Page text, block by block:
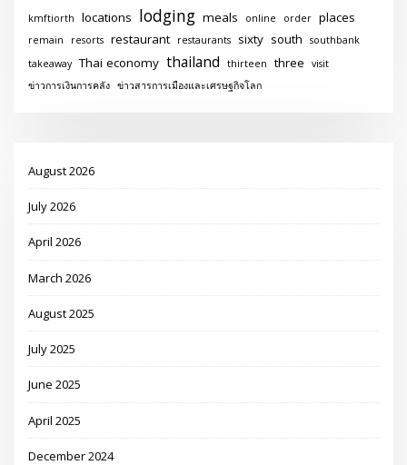
kmftiorth locations lodging meals online order places
remain resorts restaurant restaurants sixty south
southbank
takeaway Thai economy thailand thirteen three
visit
ข่าวการเงินการคลัง ข่าวสารการเมืองและเศรษฐกิจโลก
August 2026
July 2026
April 2026
March 2026
August 2025
July 2025
June 2025
April 2025
December 2024